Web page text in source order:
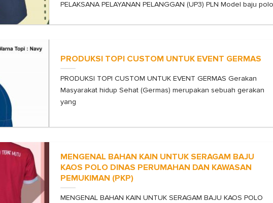
PELAKSANA PELAYANAN PELANGGAN (UP3) PLN Model baju polo
PRODUKSI TOPI CUSTOM UNTUK EVENT GERMAS
PRODUKSI TOPI CUSTOM UNTUK EVENT GERMAS Gerakan
Masyarakat hidup Sehat (Germas) merupakan sebuah gerakan
yang
MENGENAL BAHAN KAIN UNTUK SERAGAM BAJU
KAOS POLO DINAS PERUMAHAN DAN KAWASAN
PEMUKIMAN (PKP)
MENGENAL BAHAN KAIN UNTUK SERAGAM BAJU KAOS POLO